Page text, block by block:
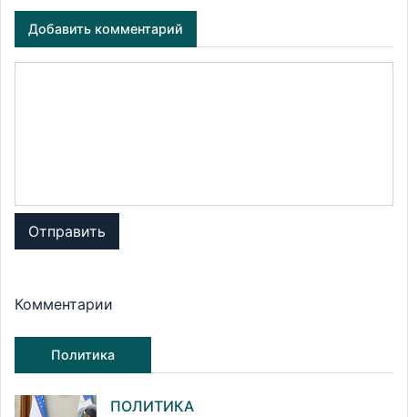
Добавить комментарий
Отправить
Комментарии
Политика
ПОЛИТИКА